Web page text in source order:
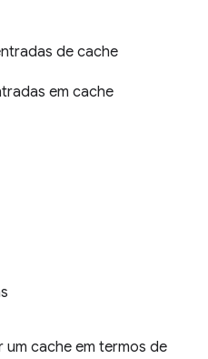
de cache
em cache
um cache em termos de